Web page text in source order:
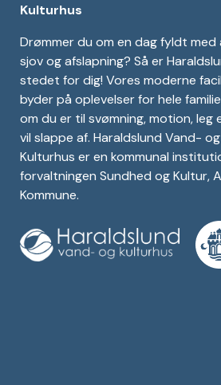
Kulturhus
Drømmer du om en dag fyldt
sjov og afslapning? Så er
stedet for dig! Vores moderne
byder på oplevelser for hele
om du er til svømning, motion, leg
vil slappe af. Haraldslund Vand- og
Kulturhus er en kommunal
forvaltningen Sundhed og Kultur,
Kommune.